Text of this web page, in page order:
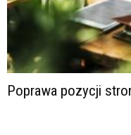
Poprawa pozycji